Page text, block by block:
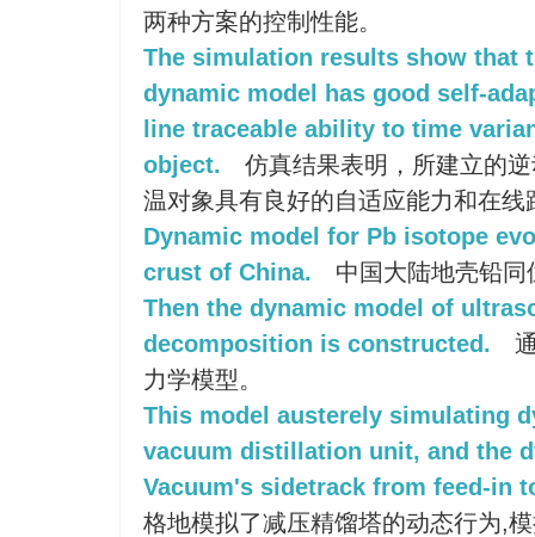
两种方案的控制性能。
The simulation results show that
dynamic model has good self-
line traceable ability to time
object.
仿真结果表明，所建立的
温对象具有良好的自适应能力和在线
Dynamic model for Pb isotope
crust of China.
中国大陆地壳铅
Then the dynamic model of
decomposition is constructed.
力学模型。
This model austerely simulating
vacuum distillation unit, and the
Vacuum's sidetrack from feed-in
格地模拟了减压精馏塔的动态行为,